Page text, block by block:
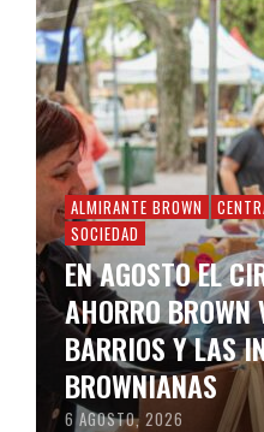
ALMIRANTE BROWN
SOCIEDAD
EN AGOSTO EL
AHORRO BROWN
BARRIOS Y LAS
BROWNIANAS
6 AGOSTO, 2026